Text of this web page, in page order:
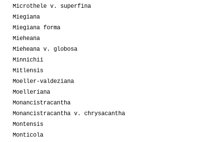
Microthele v. superfina
Miegiana
Miegiana forma
Mieheana
Mieheana v. globosa
Minnichii
Mitlensis
Moeller-valdeziana
Moelleriana
Monancistracantha
Monancistracantha v. chrysacantha
Montensis
Monticola